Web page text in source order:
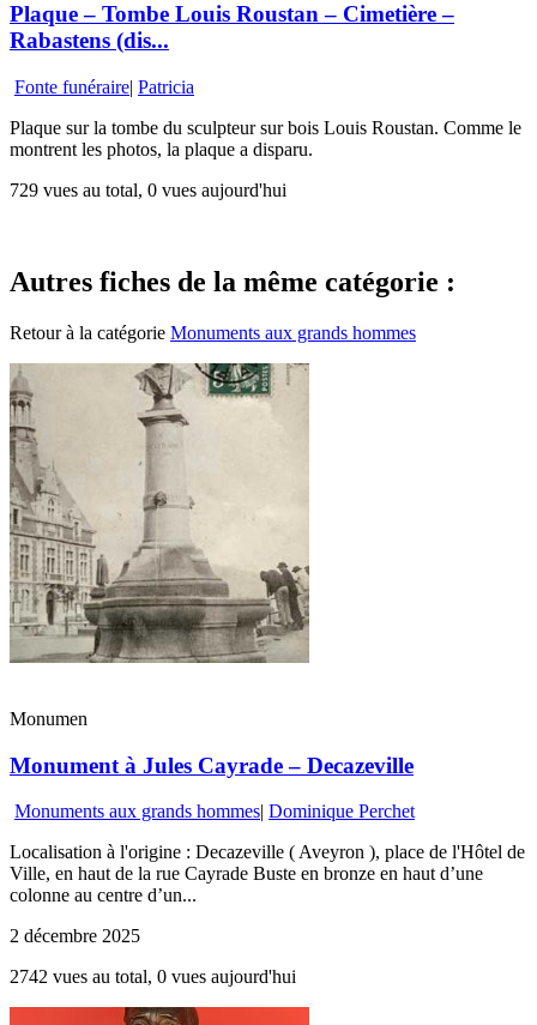
Plaque – Tombe Louis Roustan – Cimetière –
Rabastens (dis...
Fonte funéraire| Patricia
Plaque sur la tombe du sculpteur sur bois Louis Roustan. Comme le
montrent les photos, la plaque a disparu.
729 vues au total, 0 vues aujourd'hui
Autres fiches de la même catégorie :
Retour à la catégorie Monuments aux grands hommes
Monumen
Monument à Jules Cayrade – Decazeville
Monuments aux grands hommes| Dominique Perchet
Localisation à l'origine : Decazeville ( Aveyron ), place de l'Hôtel de
Ville, en haut de la rue Cayrade Buste en bronze en haut d’une
colonne au centre d’un...
2 décembre 2025
2742 vues au total, 0 vues aujourd'hui